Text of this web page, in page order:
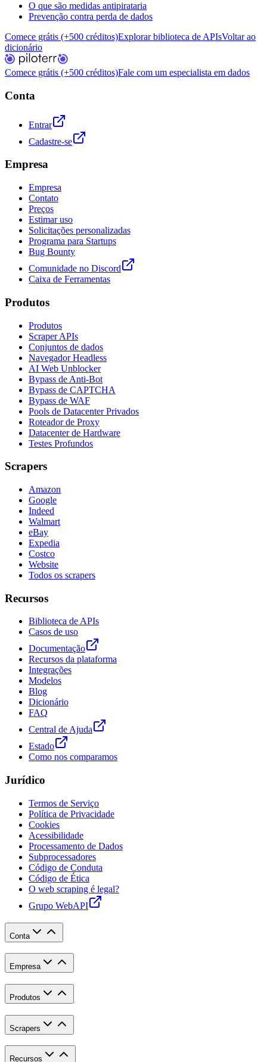
O que são medidas antipirataria
Prevenção contra perda de dados
Comece grátis (+500 créditos)Explorar biblioteca de APIsVoltar ao
dicionário
Comece grátis (+500 créditos)Fale com um especialista em dados
Conta
Entrar
Cadastre-se
Empresa
Empresa
Contato
Preços
Estimar uso
Solicitações personalizadas
Programa para Startups
Bug Bounty
Comunidade no Discord
Caixa de Ferramentas
Produtos
Produtos
Scraper APIs
Conjuntos de dados
Navegador Headless
AI Web Unblocker
Bypass de Anti-Bot
Bypass de CAPTCHA
Bypass de WAF
Pools de Datacenter Privados
Roteador de Proxy
Datacenter de Hardware
Testes Profundos
Scrapers
Amazon
Google
Indeed
Walmart
eBay
Expedia
Costco
Website
Todos os scrapers
Recursos
Biblioteca de APIs
Casos de uso
Documentação
Recursos da plataforma
Integrações
Modelos
Blog
Dicionário
FAQ
Central de Ajuda
Estado
Como nos comparamos
Jurídico
Termos de Serviço
Política de Privacidade
Cookies
Acessibilidade
Processamento de Dados
Subprocessadores
Código de Conduta
Código de Ética
O web scraping é legal?
Grupo WebAPI
Conta
Empresa
Produtos
Scrapers
Recursos